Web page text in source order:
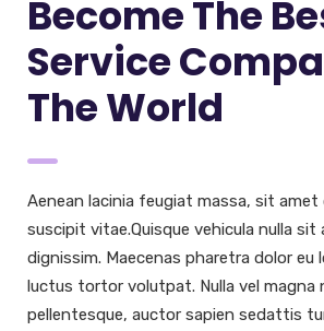
Become The
Service
The World
Aenean lacinia feugiat massa, sit amet
suscipit vitae.Quisque vehicula nulla
dignissim. Maecenas pharetra dolor eu
luctus tortor volutpat. Nulla vel magna
pellentesque, auctor sapien sedattis